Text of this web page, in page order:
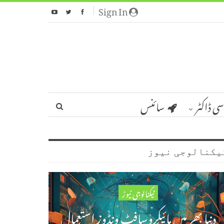
Sign In
ڈاکٹر سائنس
نیوز
ٹیکنالوجی نیوز
دنیا بھر میں مائیکروسافٹ ونڈوز استعمال